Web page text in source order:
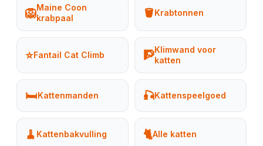
🦁Maine Coon
krabpaal
🪣Krabtonnen
⭐Fantail Cat Climb 🧗Klimwand voor
katten
🛏️Kattenmanden 🎣Kattenspeelgoed
🧹 Kattenbakvulling 🐈Alle katten